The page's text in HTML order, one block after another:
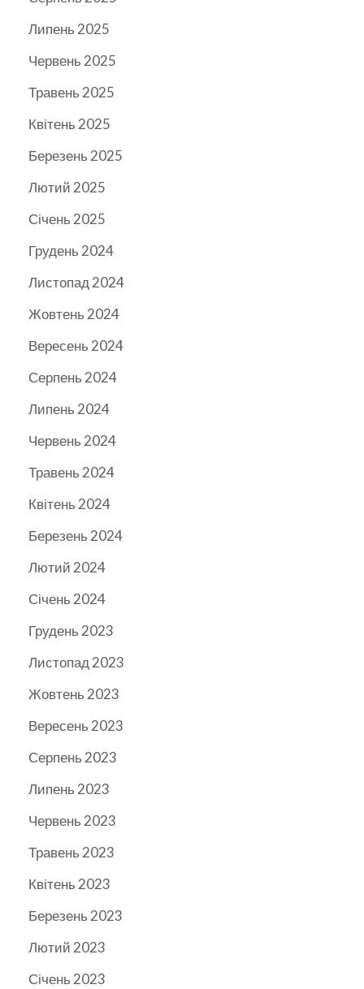
Липень 2025
Червень 2025
Травень 2025
Квітень 2025
Березень 2025
Лютий 2025
Січень 2025
Грудень 2024
Листопад 2024
Жовтень 2024
Вересень 2024
Серпень 2024
Липень 2024
Червень 2024
Травень 2024
Квітень 2024
Березень 2024
Лютий 2024
Січень 2024
Грудень 2023
Листопад 2023
Жовтень 2023
Вересень 2023
Серпень 2023
Липень 2023
Червень 2023
Травень 2023
Квітень 2023
Березень 2023
Лютий 2023
Січень 2023